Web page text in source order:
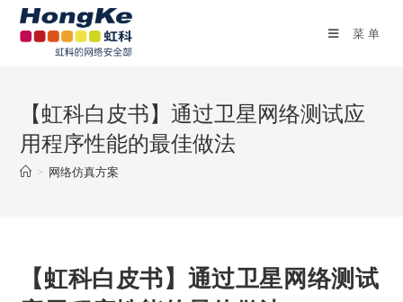
菜单
【虹科白皮书】通过卫星网络测试应
用程序性能的最佳做法
> 网络仿真方案
【虹科白皮书】通过卫星网络测试